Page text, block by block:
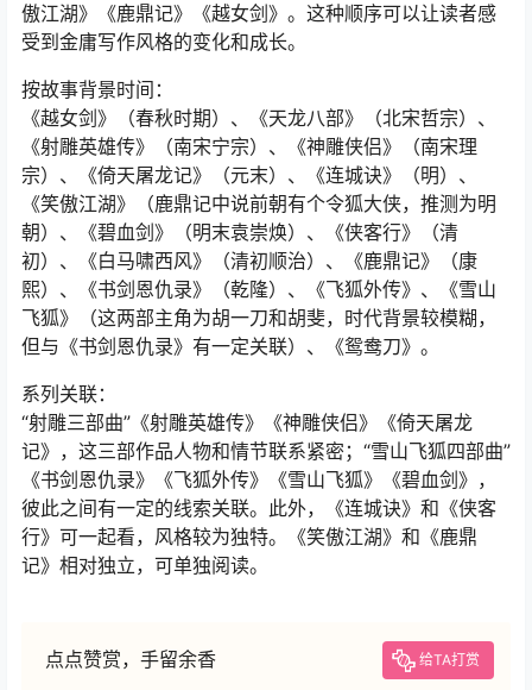
傲江湖》《鹿鼎记》《越女剑》。这种顺序可以让读者感
受到金庸写作风格的变化和成长。
按故事背景时间：
《越女剑》（春秋时期）、《天龙八部》（北宋哲宗）、
《射雕英雄传》（南宋宁宗）、《神雕侠侣》（南宋理
宗）、《倚天屠龙记》（元末）、《连城诀》（明）、
《笑傲江湖》（鹿鼎记中说前朝有个令狐大侠，推测为明
朝）、《碧血剑》（明末袁崇焕）、《侠客行》（清
初）、《白马啸西风》（清初顺治）、《鹿鼎记》（康
熙）、《书剑恩仇录》（乾隆）、《飞狐外传》、《雪山
飞狐》（这两部主角为胡一刀和胡斐，时代背景较模糊，
但与《书剑恩仇录》有一定关联）、《鸳鸯刀》。
系列关联：
“射雕三部曲”《射雕英雄传》《神雕侠侣》《倚天屠龙
记》，这三部作品人物和情节联系紧密；“雪山飞狐四部曲”
《书剑恩仇录》《飞狐外传》《雪山飞狐》《碧血剑》，
彼此之间有一定的线索关联。此外，《连城诀》和《侠客
行》可一起看，风格较为独特。《笑傲江湖》和《鹿鼎
记》相对独立，可单独阅读。
点点赞赏，手留余香 给TA打赏